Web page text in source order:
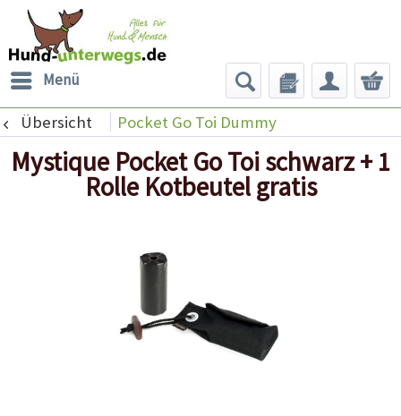
Menü
Übersicht Pocket Go Toi Dummy
Mystique Pocket Go Toi schwarz + 1
Rolle Kotbeutel gratis